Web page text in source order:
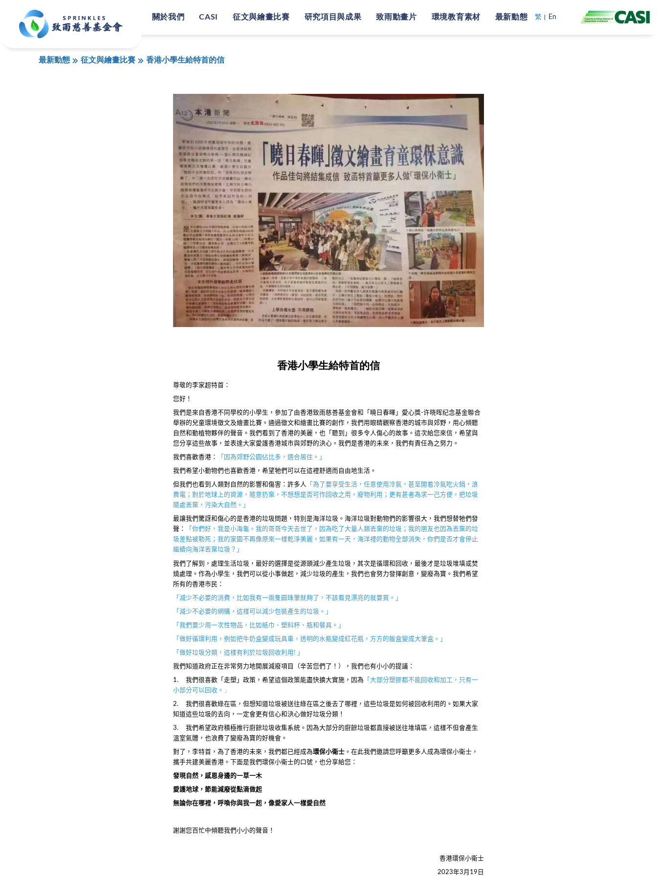
關於我們 CASI 征文與繪畫比賽 研究項目與成果 致雨動畫片 環境教育素材 最新動態 繁 En
最新動態 征文與繪畫比賽 香港小學生給特首的信
香港小學生給特首的信
尊敬的李家超特首：
您好！
我們是來自香港不同學校的小學生，參加了由香港致雨慈善基金會和「曉日春暉」愛心獎-许晓晖纪念基金聯合
舉辦的兒童環境徵文及繪畫比賽。通過徵文和繪畫比賽的創作，我們用眼睛觀察香港的城市與郊野，用心傾聽
自然和動植物夥伴的聲音。我們看到了香港的美麗，也「聽到」很多令人傷心的故事。這次給您來信，希望與
您分享這些故事，並表達大家愛護香港城市與郊野的決心。我們是香港的未來，我們有責任為之努力。
我們喜歡香港： 「因為郊野公園佔比多，適合居住。」
我們希望小動物們也喜歡香港，希望牠們可以在這裡舒適而自由地生活。
但我們也看到人類對自然的影響和傷害：許多人 「為了要享受生活，任意使用冷氣，甚至開着冷氣吃火鍋，浪
費電；對於地球上的資源，隨意扔棄，不想想是否可作回收之用，廢物利用；更有甚者為求一己方便，把垃圾
隨處丟棄，污染大自然。」
最讓我們驚訝和傷心的是香港的垃圾問題，特別是海洋垃圾。海洋垃圾對動物們的影響很大，我們想替牠們發
聲：
「你們好，我是小海龜。我的哥哥今天去世了，因為吃了大量人類丟棄的垃圾；我的朋友也因為丟棄的垃
圾差點被勒死；我的家園不再像原來一樣乾淨美麗。如果有一天，海洋裡的動物全部消失，你們是否才會停止
繼續向海洋丟棄垃圾？」
我們了解到，處理生活垃圾，最好的選擇是從源頭減少產生垃圾，其次是循環和回收，最後才是垃圾堆填或焚
燒處理。作為小學生，我們可以從小事做起，減少垃圾的產生，我們也會努力發揮創意，變廢為寶。我們希望
所有的香港市民：
「減少不必要的消費，比如我有一兩隻圓珠筆就夠了，不該看見漂亮的就要買。」
「減少不必要的網購，這樣可以減少包裝產生的垃圾。」
「我們要少用一次性物品，比如紙巾、塑料杯、瓶和餐具。」
「做好循環利用，例如把牛奶盒變成玩具車，透明的水瓶變成紅花瓶，方方的飯盒變成大筆盒。」
「做好垃圾分類，這樣有利於垃圾回收利用 ! 」
我們知道政府正在非常努力地開展減廢項目（辛苦您們了！），我們也有小小的提議：
1.我們很喜歡「走塑」政策，希望這個政策能盡快擴大實施，因為 「大部分塑膠都不能回收和加工，只有一
小部分可以回收。
」
2.我們很喜歡綠在區，但想知道垃圾被送往綠在區之後去了哪裡，這些垃圾是如何被回收利用的。如果大家
知道這些垃圾的去向，一定會更有信心和決心做好垃圾分類！
3.我們希望政府積極推行廚餘垃圾收集系統。因為大部分的廚餘垃圾都直接被送往堆填區，這樣不但會產生
溫室氣體，也浪費了變廢為寶的好機會。
對了，李特首，為了香港的未來，我們都已經成為環保小衛士 。在此我們邀請您呼籲更多人成為環保小衛士，
攜手共建美麗香港。下面是我們環保小衛士的口號，也分享給您：
發現自然，感恩身邊的一草一木
愛護地球，節能減廢從點滴做起
無論你在哪裡，呼喚你與我一起，像愛家人一樣愛自然
謝謝您百忙中傾聽我們小小的聲音！
香港環保小衛士
2023年3 月 19 日